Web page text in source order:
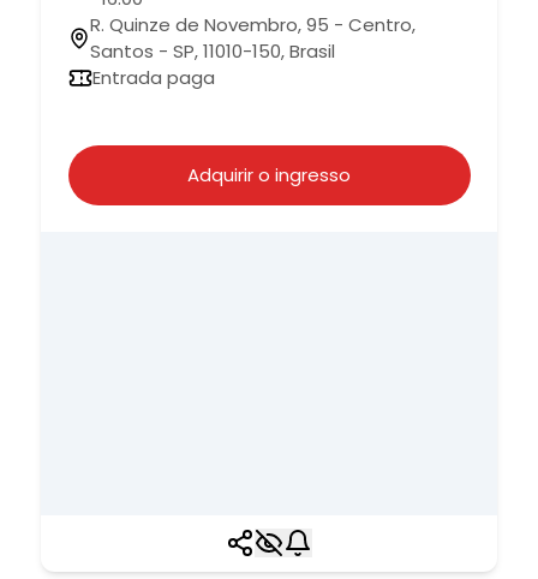
R. Quinze de Novembro, 95 - Centro,
Santos - SP, 11010-150, Brasil
Entrada paga
Adquirir o ingresso